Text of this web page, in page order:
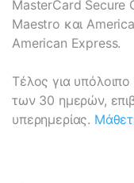
MasterCard Secure
Maestro και
American Express.
Τέλος για
των 30 ημερών,
υπερημερίας.